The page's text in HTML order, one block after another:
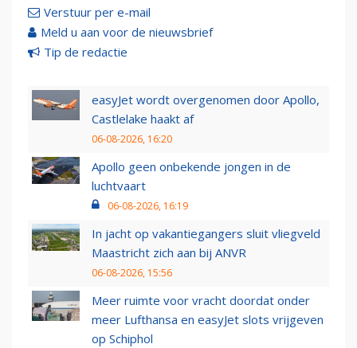
Verstuur per e-mail
Meld u aan voor de nieuwsbrief
Tip de redactie
easyJet wordt overgenomen door Apollo,
Castlelake haakt af
06-08-2026, 16:20
Apollo geen onbekende jongen in de
luchtvaart
06-08-2026, 16:19
In jacht op vakantiegangers sluit vliegveld
Maastricht zich aan bij ANVR
06-08-2026, 15:56
Meer ruimte voor vracht doordat onder
meer Lufthansa en easyJet slots vrijgeven
op Schiphol